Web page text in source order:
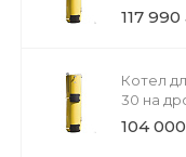
117
Котел
30 на
104